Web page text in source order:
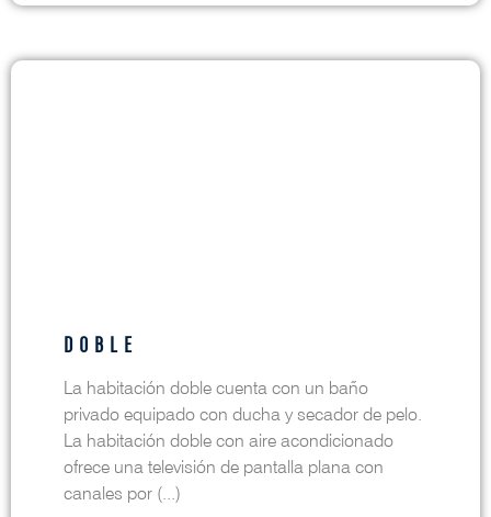
DOBLE
La habitación doble cuenta con un baño
privado equipado con ducha y secador de pelo.
La habitación doble con aire acondicionado
ofrece una televisión de pantalla plana con
canales por (...)